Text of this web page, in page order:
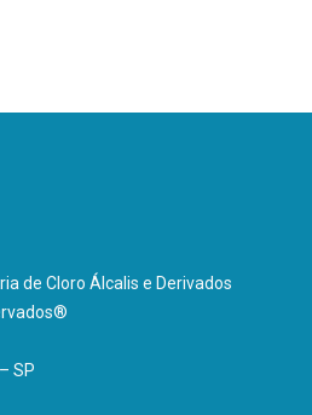
de Cloro Álcalis e Derivados
SP